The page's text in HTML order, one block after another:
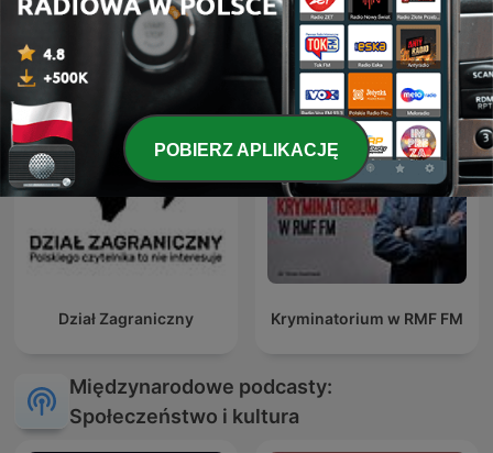
Czarnobyl. Prawdziwa
historia
Q with Tom Power
Dział Zagraniczny Kryminatorium w RMF FM
Międzynarodowe podcasty:
Społeczeństwo i kultura
POBIERZ APLIKACJĘ